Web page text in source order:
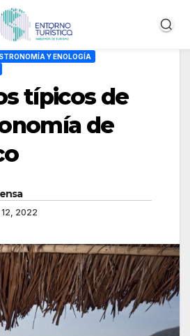
Y ENOLOGÍA
típicos de
de
12, 2022